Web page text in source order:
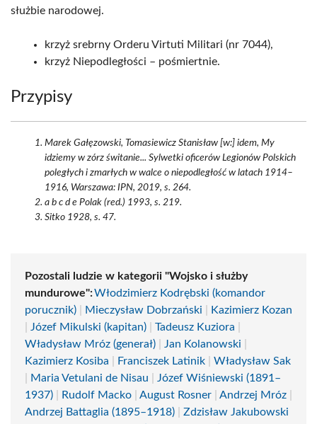
służbie narodowej.
krzyż srebrny Orderu Virtuti Militari (nr 7044),
krzyż Niepodległości – pośmiertnie.
Przypisy
Marek Gałęzowski, Tomasiewicz Stanisław [w:] idem, My
idziemy w zórz świtanie... Sylwetki oficerów Legionów Polskich
poległych i zmarłych w walce o niepodległość w latach 1914–
1916, Warszawa: IPN, 2019, s. 264.
a b c d e Polak (red.) 1993, s. 219.
Sitko 1928, s. 47.
Pozostali ludzie w kategorii "Wojsko i służby
mundurowe":Włodzimierz Kodrębski (komandor
porucznik)
Mieczysław Dobrzański
Kazimierz Kozan
Józef Mikulski (kapitan) Tadeusz Kuziora
Władysław Mróz (generał)
Jan Kolanowski
Kazimierz Kosiba
Franciszek Latinik
Władysław Sak
Maria Vetulani de Nisau
Józef Wiśniewski (1891–
1937)
Rudolf Macko August Rosner Andrzej Mróz
Andrzej Battaglia (1895–1918)
Zdzisław Jakubowski